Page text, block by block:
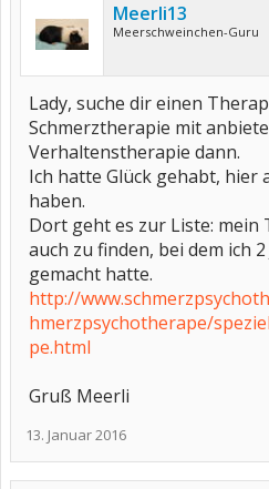
Meerli13
Meerschweinchen-Guru
Lady, suche dir einen
Schmerztherapie mit
Verhaltenstherapie dann.
Ich hatte Glück gehabt, hier
haben.
Dort geht es zur Liste:
auch zu finden, bei dem ich
gemacht hatte.
http://
hmerzpsychotherape/
pe.html
Gruß Meerli
13. Januar 2016